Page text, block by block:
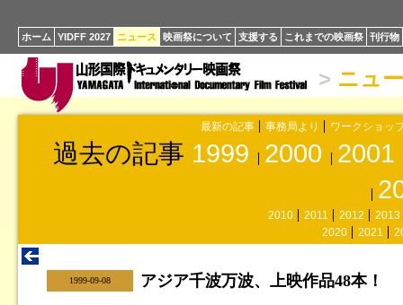
ホーム YIDFF 2027 ニュース 映画祭について 支援する これまでの映画祭 刊行物
> ニュ
最新の記事 事務局より ワークショッ
過去の記事 1999 2000 2001
2010 2011 2012
2013
2020
2021
1999-09-08 アジア千波万波、上映作品48本！